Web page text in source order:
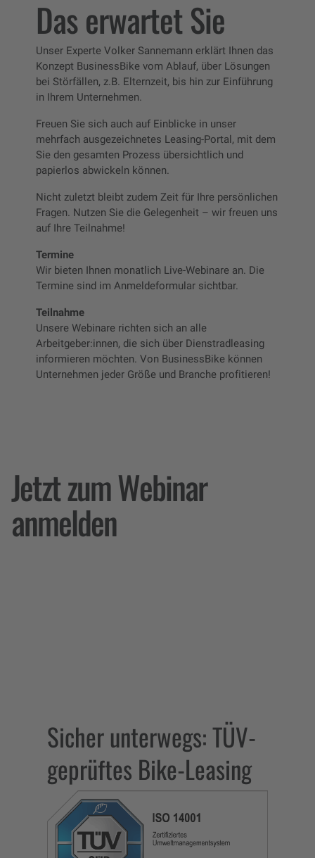
Das erwartet Sie
Unser Experte Volker Sannemann erklärt Ihnen das
Konzept BusinessBike vom Ablauf, über Lösungen
bei Störfällen, z.B. Elternzeit, bis hin zur Einführung
in Ihrem Unternehmen.
Freuen Sie sich auch auf Einblicke in unser
mehrfach ausgezeichnetes Leasing-Portal, mit dem
Sie den gesamten Prozess übersichtlich und
papierlos abwickeln können.
Nicht zuletzt bleibt zudem Zeit für Ihre persönlichen
Fragen. Nutzen Sie die Gelegenheit – wir freuen uns
auf Ihre Teilnahme!
Termine
Wir bieten Ihnen monatlich Live-Webinare an. Die
Termine sind im Anmeldeformular sichtbar.
Teilnahme
Unsere Webinare richten sich an alle
Arbeitgeber:innen, die sich über Dienstradleasing
informieren möchten. Von BusinessBike können
Unternehmen jeder Größe und Branche profitieren!
Jetzt zum Webinar
anmelden
Sicher unterwegs: TÜV-
geprüftes Bike-Leasing